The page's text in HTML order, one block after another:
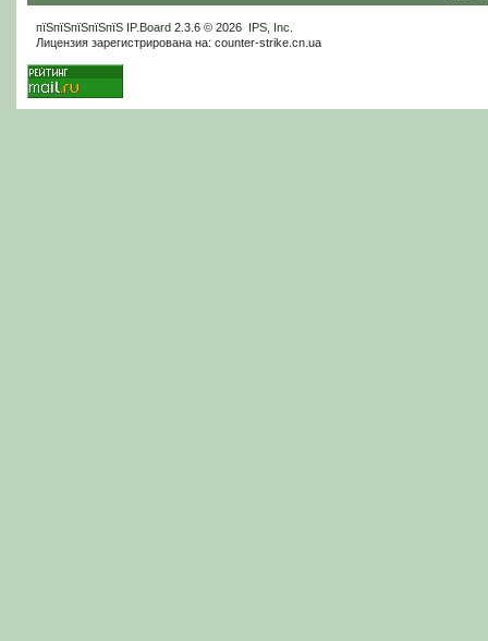
пїЅпїЅпїЅпїЅпїЅ IP.Board2.3.6 © 2026 IPS, Inc
Лицензия зарегистрирована на: counter-strike.cn.ua